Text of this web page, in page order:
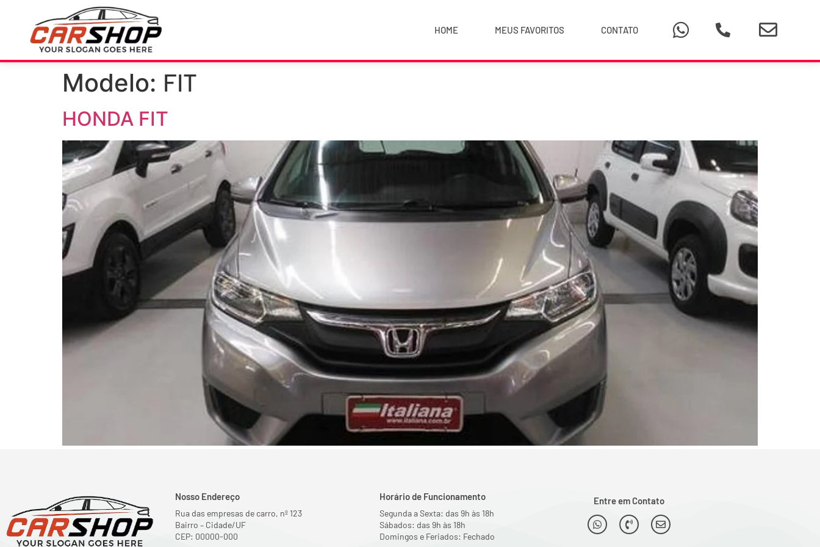
HOME MEUS FAVORITOS CONTATO
Modelo: FIT
HONDA FIT
Nosso Endereço
Rua das empresas de carro, nº 123
Bairro – Cidade/UF
CEP: 00000-000
Horário de Funcionamento
Segunda a Sexta: das 9h às 18h
Sábados: das 9h às 18h
Domingos e Feriados: Fechado
Entre em Contato